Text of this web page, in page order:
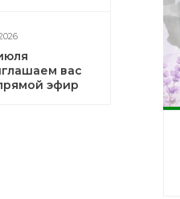
вас
эфир